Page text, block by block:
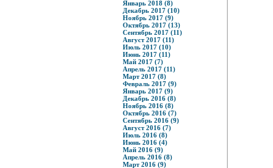
Январь 2018 (8)
Декабрь 2017 (10)
Ноябрь 2017 (9)
Октябрь 2017 (13)
Сентябрь 2017 (11)
Август 2017 (11)
Июль 2017 (10)
Июнь 2017 (11)
Май 2017 (7)
Апрель 2017 (11)
Март 2017 (8)
Февраль 2017 (9)
Январь 2017 (9)
Декабрь 2016 (8)
Ноябрь 2016 (8)
Октябрь 2016 (7)
Сентябрь 2016 (9)
Август 2016 (7)
Июль 2016 (8)
Июнь 2016 (4)
Май 2016 (9)
Апрель 2016 (8)
Март 2016 (9)